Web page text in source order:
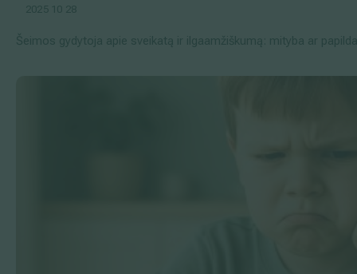
2025 10 28
Šeimos gydytoja apie sveikatą ir ilgaamžiškumą: mityba ar